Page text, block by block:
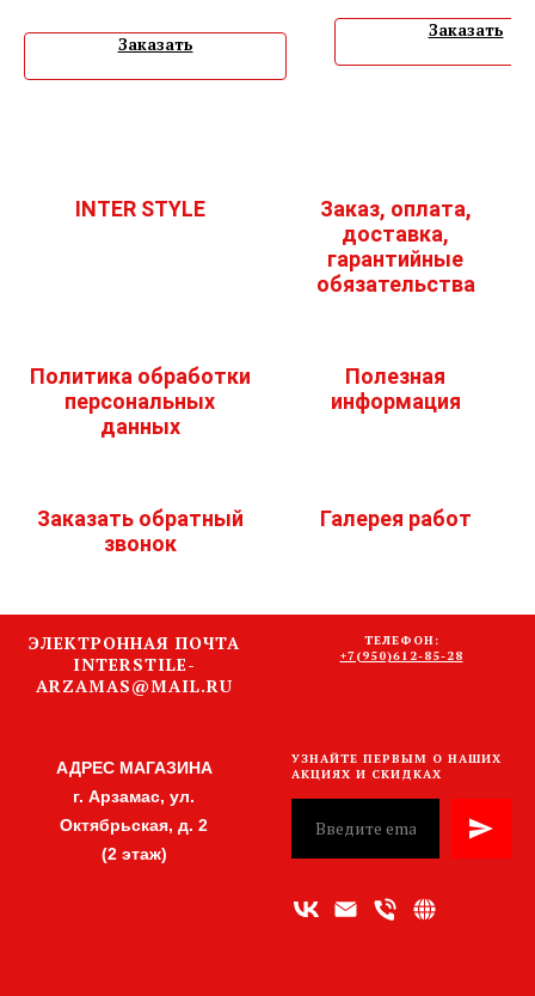
Заказать
Заказать
INTER STYLE
Заказ, оплата,
доставка,
гарантийные
обязательства
Политика обработки
персональных
данных
Полезная
информация
Заказать обратный
звонок
Галерея работ
ЭЛЕКТРОННАЯ ПОЧТА
INTERSTILE-
ARZAMAS@MAIL.RU
ТЕЛЕФОН:
+7(950)612-85-28
АДРЕС МАГАЗИНА
г. Арзамас, ул.
Октябрьская, д. 2
(2 этаж)
УЗНАЙТЕ ПЕРВЫМ О НАШИХ
АКЦИЯХ И СКИДКАХ